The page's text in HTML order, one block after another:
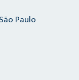
Paulo